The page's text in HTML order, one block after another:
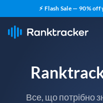
⚡ Flash Sale — 90%
Все, що потрібно